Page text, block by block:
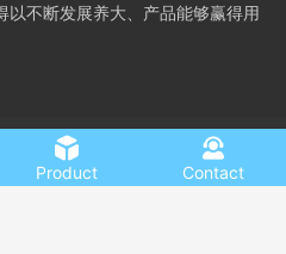
以不断发展养大、产品能够赢得用
of this website are the demo
involved, please contact us to
Product Contact